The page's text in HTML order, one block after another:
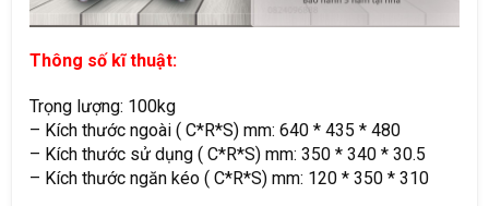
Thông số kĩ thuật:
Trọng lượng: 100kg
– Kích thước ngoài ( C*R*S) mm: 640 * 435 * 480
– Kích thước sử dụng ( C*R*S) mm: 350 * 340 * 30.5
– Kích thước ngăn kéo ( C*R*S) mm: 120 * 350 * 310